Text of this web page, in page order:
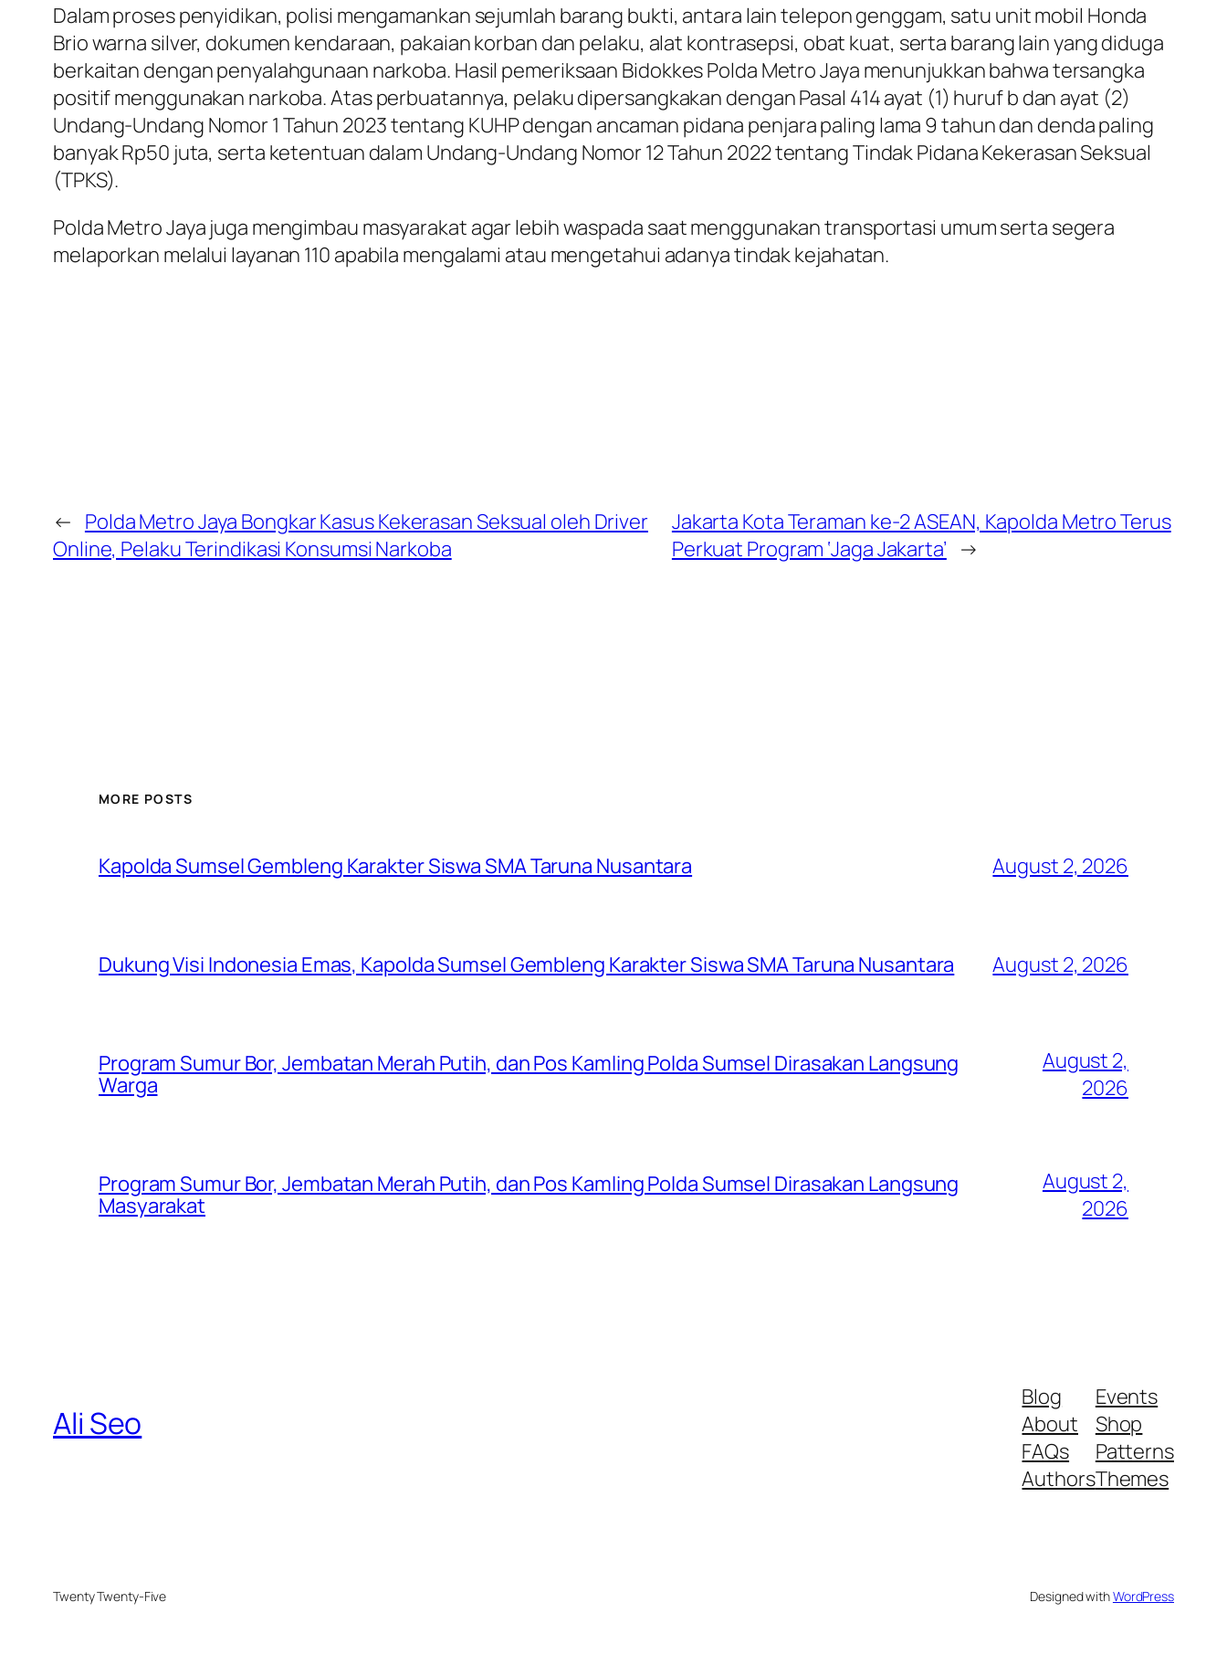
Dalam proses penyidikan, polisi mengamankan sejumlah barang bukti, antara lain telepon genggam, satu unit mobil Honda
Brio warna silver, dokumen kendaraan, pakaian korban dan pelaku, alat kontrasepsi, obat kuat, serta barang lain yang diduga
berkaitan dengan penyalahgunaan narkoba. Hasil pemeriksaan Bidokkes Polda Metro Jaya menunjukkan bahwa tersangka
positif menggunakan narkoba. Atas perbuatannya, pelaku dipersangkakan dengan Pasal 414 ayat (1) huruf b dan ayat (2)
Undang-Undang Nomor 1 Tahun 2023 tentang KUHP dengan ancaman pidana penjara paling lama 9 tahun dan denda paling
banyak Rp50 juta, serta ketentuan dalam Undang-Undang Nomor 12 Tahun 2022 tentang Tindak Pidana Kekerasan Seksual
(TPKS).
Polda Metro Jaya juga mengimbau masyarakat agar lebih waspada saat menggunakan transportasi umum serta segera
melaporkan melalui layanan 110 apabila mengalami atau mengetahui adanya tindak kejahatan.
← Polda Metro Jaya Bongkar Kasus Kekerasan Seksual oleh Driver
Online, Pelaku Terindikasi Konsumsi Narkoba
Jakarta Kota Teraman ke-2 ASEAN, Kapolda Metro Terus
Perkuat Program ‘Jaga Jakarta’ →
MORE POSTS
Kapolda Sumsel Gembleng Karakter Siswa SMA Taruna Nusantara August 2, 2026
Dukung Visi Indonesia Emas, Kapolda Sumsel Gembleng Karakter Siswa SMA Taruna Nusantara August 2, 2026
Program Sumur Bor, Jembatan Merah Putih, dan Pos Kamling Polda Sumsel Dirasakan Langsung
Warga
August 2,
2026
Program Sumur Bor, Jembatan Merah Putih, dan Pos Kamling Polda Sumsel Dirasakan Langsung
Masyarakat
August 2,
2026
Ali Seo
Blog
About
FAQs
Authors
Events
Shop
Patterns
Themes
Twenty Twenty-Five Designed withWordPress